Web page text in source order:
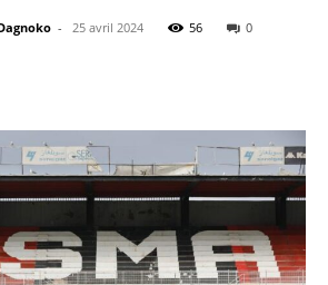
- 25 avril 2024 56 0